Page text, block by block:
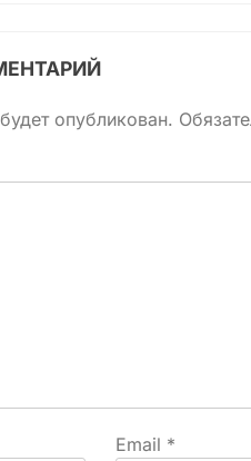
опубликован.
Email *